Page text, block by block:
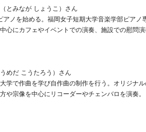
とみなが しょうこ）さん
アノを始める。福岡女子短期大学音楽学部ピアノ
心にカフェやイベントでの演奏、施設での慰問
めだ こうたろう）さん
学で作曲を学び自作曲の制作を行う。オリジナ
や宗像を中心にリコーダーやチェンバロを演奏